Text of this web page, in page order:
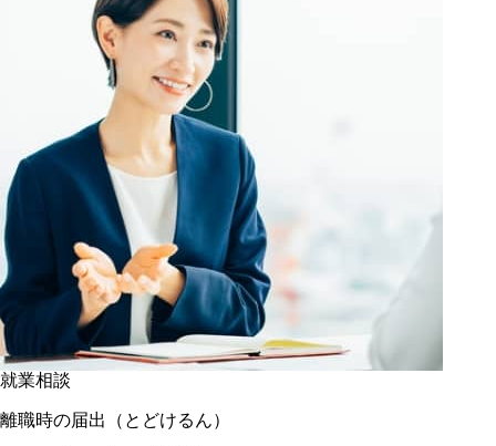
就業相談
離職時の届出（とどけるん）